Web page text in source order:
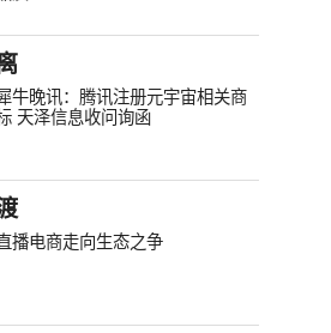
牛晚讯：腾讯注册元宇宙相关商
天泽信息收问询函
播电商走向生态之争